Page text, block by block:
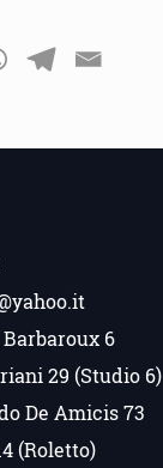
6
29 (Studio 6)
De Amicis 73
(Roletto)